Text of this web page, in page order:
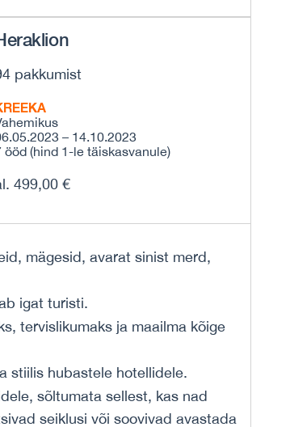
pakkumist
– 14.10.2023
ööd (hind 1-le täiskasvanule)
499,00 €
mägesid, avarat sinist merd,
igat turisti.
tervislikumaks ja maailma kõige
stiilis hubastele hotellidele.
sõltumata sellest, kas nad
seiklusi või soovivad avastada